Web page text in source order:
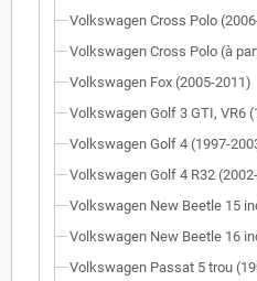
Volkswagen Cross Polo
Volkswagen Cross Polo (à
Volkswagen Fox (2005-2011)
Volkswagen Golf 3 GTI, VR6
Volkswagen Golf 4 (1997-
Volkswagen Golf 4 R32
Volkswagen New Beetle 15
Volkswagen New Beetle 16
Volkswagen Passat 5 trou